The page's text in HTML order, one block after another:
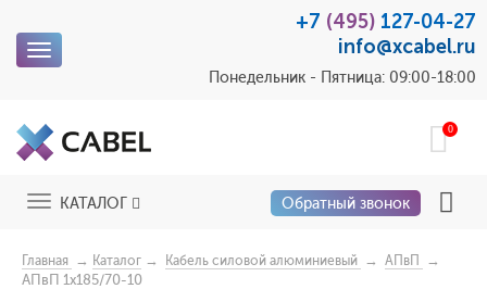
Toggle
+7 (495) 127-04-27
info@xcabel.ru
Понедельник - Пятница: 09:00-18:00
0
ToggleКАТАЛОГ Обратный звонок
Главная → Каталог → Кабель силовой алюминиевый → АПвП
→
АПвП 1x185/70-10